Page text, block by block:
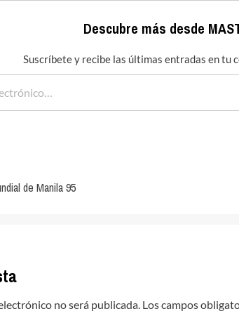
Descubre más desde
Suscríbete y recibe las últimas entradas en tu
de Manila 95
no será publicada. Los campos